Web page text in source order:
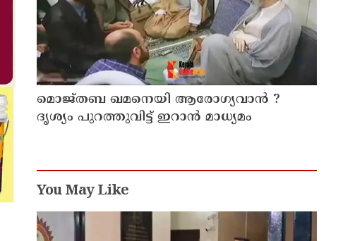
മൊജ്തബ ഖമനെയി ആരോഗ്യവാന്‍ ?
ദൃശ്യം പുറത്തുവിട്ട് ഇറാന്‍ മാധ്യമം
You May Like